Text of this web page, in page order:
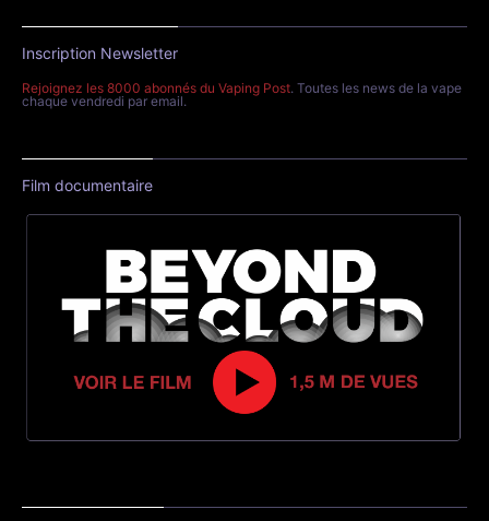
Inscription Newsletter
Rejoignez les 8000 abonnés du Vaping Post. Toutes les news de la vape
chaque vendredi par email.
Film documentaire